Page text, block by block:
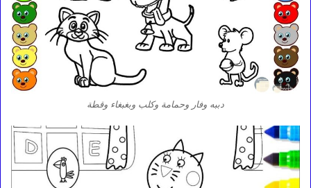
دببه وفار وحمامة وكلب وبغبغاء وقطة